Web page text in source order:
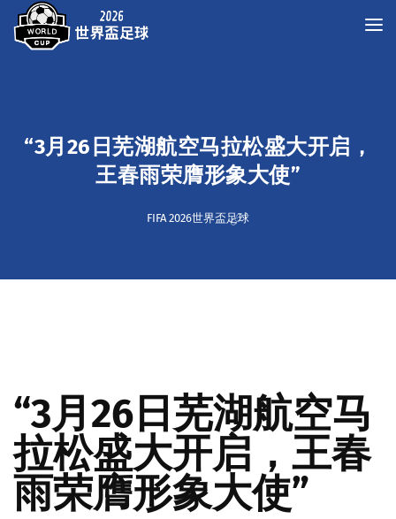
“3月26日芜湖航空马拉松盛大开启，
王春雨荣膺形象大使”
FIFA 2026世界盃足球
“3月26日芜湖航空马
拉松盛大开启，王春
雨荣膺形象大使”